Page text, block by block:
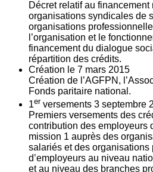
Décret relatif au
organisations syndicales de
organisations
l’organisation et le
financement du dialogue
répartition des crédits.
Création le 7 mars 2015
Création de l’AGFPN,
Fonds paritaire national.
1er versements 3 septembre
Premiers versements des
contribution des employeurs
mission 1 auprès des
salariés et des organisations
d’employeurs au niveau
et au niveau des branches